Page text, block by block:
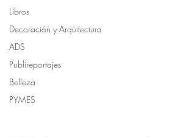
Libros
Decoración y Arquitectura
ADS
Publireportajes
Belleza
PYMES